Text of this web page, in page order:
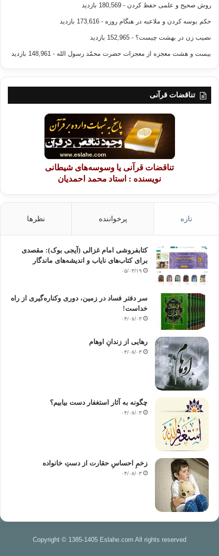
روش صحیح و علمی حفظ کردن - 180,569 بازدید
حکم بوسه کردن و ملاعبه در هنگام روزه - 173,616 بازدید
نصیب زن در بهشت چیست؟ - 152,965 بازدید
بیست و هشت معجزه از معجزات حضرت محمّد رسول الله - 148,961 بازدید
تناقضات قرآنی
تناقضات قرآنی یا وسوسه‌های شیطانی
نویسنده : استاد محمد احمدیان
تازه پرخواننده نظرها
کتابفروشی امام غزالی (آیجی بوک): مقصدی
برای کتاب‌های نایاب و اندیشه‌های ماندگار
۰۵/۰۳/۱۹
سر دفتر فساد در زمین‌، دوری وکناره‌گیری از راه
خداست‌!
۰۴/۰۸/۰۳
رهایی از زندانِ اوهام
۰۴/۰۸/۰۳
چگونه به آثار استغفار دست بیابیم؟
۰۴/۰۸/۰۳
زخمِ احساسِ حقارت از دستِ خانواده
۰۴/۰۸/۰۳
Copyright © 1385-1405 Eslahe.com All rights reserved